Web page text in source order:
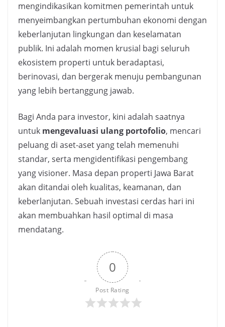
mengindikasikan komitmen pemerintah untuk
menyeimbangkan pertumbuhan ekonomi dengan
keberlanjutan lingkungan dan keselamatan
publik. Ini adalah momen krusial bagi seluruh
ekosistem properti untuk beradaptasi,
berinovasi, dan bergerak menuju pembangunan
yang lebih bertanggung jawab.
Bagi Anda para investor, kini adalah saatnya
untuk mengevaluasi ulang portofolio, mencari
peluang di aset-aset yang telah memenuhi
standar, serta mengidentifikasi pengembang
yang visioner. Masa depan properti Jawa Barat
akan ditandai oleh kualitas, keamanan, dan
keberlanjutan. Sebuah investasi cerdas hari ini
akan membuahkan hasil optimal di masa
mendatang.
0
Post Rating